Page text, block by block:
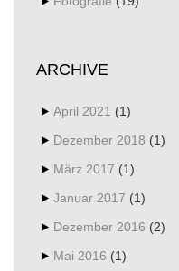
ARCHIVE
April 2021 (1)
Dezember 2018 (1)
März 2017 (1)
Januar 2017 (1)
Dezember 2016 (2)
Mai 2016 (1)